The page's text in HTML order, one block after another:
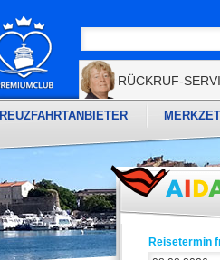
RÜCKRUF-
Reisetermin